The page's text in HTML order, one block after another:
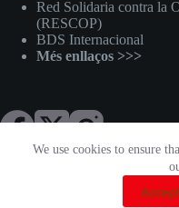
We use cookies to ensure
Red Solidaria contra la
(RESCOP)
BDS Internacional
Més enllaços >>>
Llicència Creative Commons